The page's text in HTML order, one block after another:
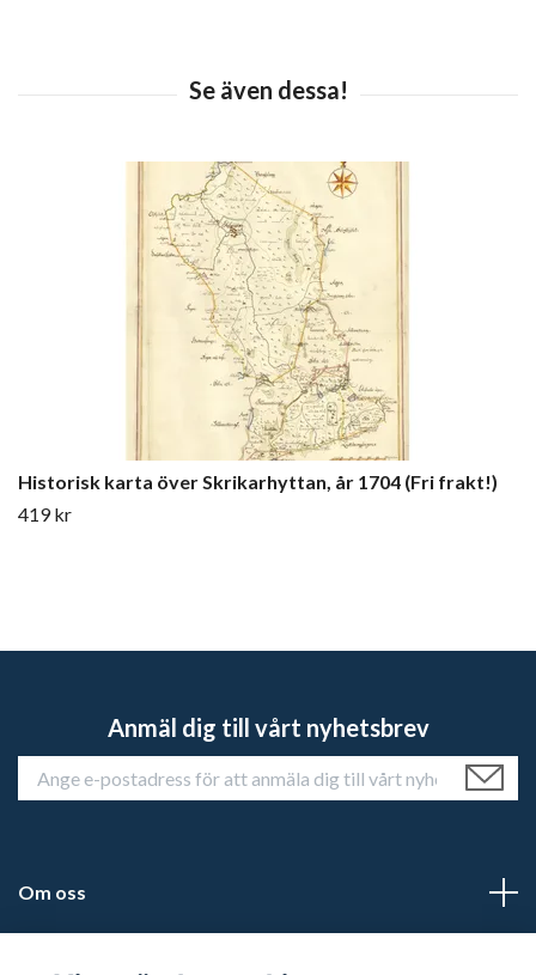
Historisk karta över Skrikarhyttan, år 1704 (Fri frakt!)
419 kr
Anmäl dig till vårt nyhetsbrev
Om oss